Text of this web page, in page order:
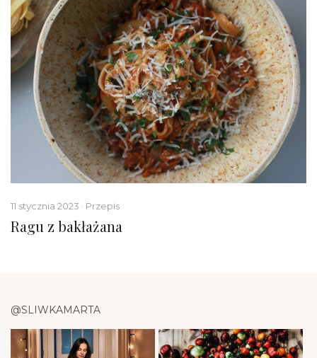
11 stycznia 2023 · Przepis
Ragu z bakłażana
@SLIWKAMARTA